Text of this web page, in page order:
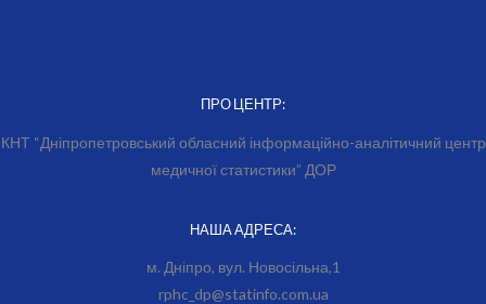
ПРО ЦЕНТР:
КНТ “Дніпропетровський обласний інформаційно-аналітичний центр
медичної статистики” ДОР
НАША АДРЕСА:
м. Дніпро, вул. Новосільна,1
rphc_dp@statinfo.com.ua